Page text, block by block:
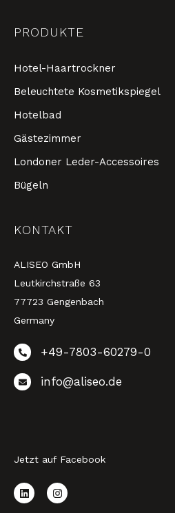
PRODUKTE
Hotel-Haartrockner
Beleuchtete Kosmetikspiegel
Hotelbad
Gästezimmer
Londoner Leder-Accessoires
Bügeln
KONTAKT
ALISEO GmbH
Leutkirchstraße 63
77723 Gengenbach
Germany
+49-7803-60279-0
info@aliseo.de
Jetzt auf Facebook